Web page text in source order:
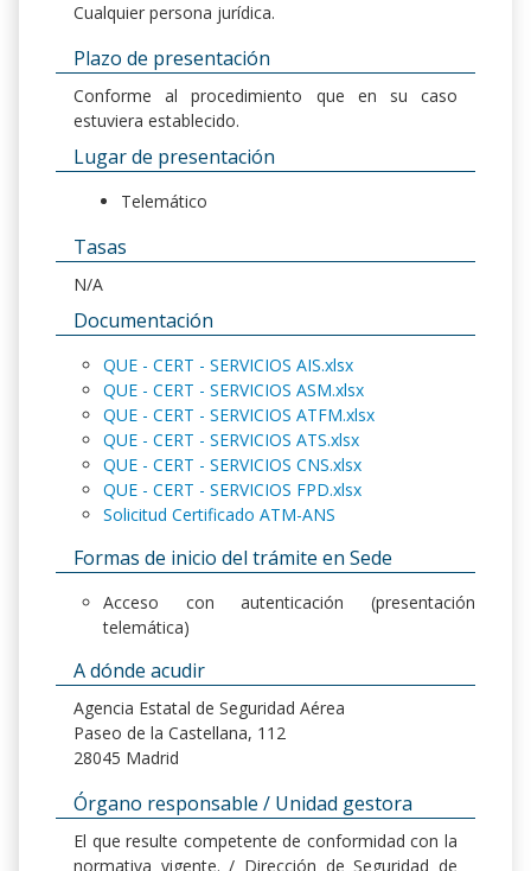
Cualquier persona jurídica.
Plazo de presentación
Conforme al procedimiento que en su caso
estuviera establecido.
Lugar de presentación
Telemático
Tasas
N/A
Documentación
QUE - CERT - SERVICIOS AIS.xlsx
QUE - CERT - SERVICIOS ASM.xlsx
QUE - CERT - SERVICIOS ATFM.xlsx
QUE - CERT - SERVICIOS ATS.xlsx
QUE - CERT - SERVICIOS CNS.xlsx
QUE - CERT - SERVICIOS FPD.xlsx
Solicitud Certificado ATM-ANS
Formas de inicio del trámite en Sede
Acceso con autenticación (presentación
telemática)
A dónde acudir
Agencia Estatal de Seguridad Aérea
Paseo de la Castellana, 112
28045 Madrid
Órgano responsable / Unidad gestora
El que resulte competente de conformidad con la
normativa vigente. / Dirección de Seguridad de